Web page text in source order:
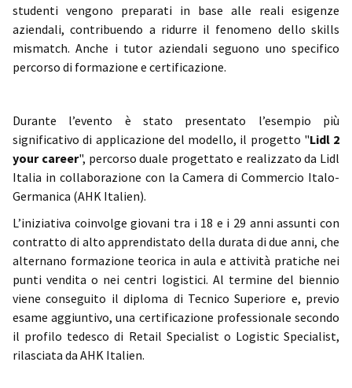
studenti vengono preparati in base alle reali esigenze
aziendali, contribuendo a ridurre il fenomeno dello skills
mismatch. Anche i tutor aziendali seguono uno specifico
percorso di formazione e certificazione.
Durante l’evento è stato presentato l’esempio più
significativo di applicazione del modello, il progetto "Lidl 2
your career", percorso duale progettato e realizzato da Lidl
Italia in collaborazione con la Camera di Commercio Italo-
Germanica (AHK Italien).
L’iniziativa coinvolge giovani tra i 18 e i 29 anni assunti con
contratto di alto apprendistato della durata di due anni, che
alternano formazione teorica in aula e attività pratiche nei
punti vendita o nei centri logistici. Al termine del biennio
viene conseguito il diploma di Tecnico Superiore e, previo
esame aggiuntivo, una certificazione professionale secondo
il profilo tedesco di Retail Specialist o Logistic Specialist,
rilasciata da AHK Italien.